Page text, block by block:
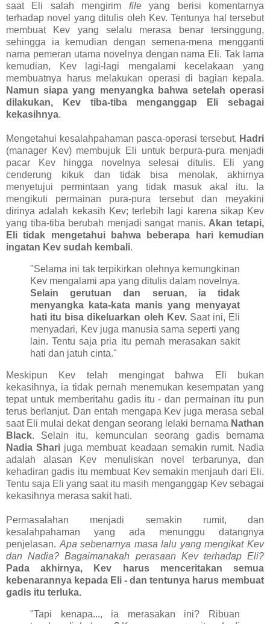
saat Eli salah mengirim fileyang berisi komentarnya
terhadap novel yang ditulis oleh Kev. Tentunya hal tersebut
membuat Kev yang selalu merasa benar tersinggung,
sehingga ia kemudian dengan semena-mena mengganti
nama pemeran utama novelnya dengan nama Eli. Tak lama
kemudian, Kev lagi-lagi mengalami kecelakaan yang
membuatnya harus melakukan operasi di bagian kepala.
Namun siapa yang menyangka bahwa setelah operasi
dilakukan, Kev tiba-tiba menganggap Eli sebagai
kekasihnya.
Mengetahui kesalahpahaman pasca-operasi tersebut, Hadri
(manager Kev) membujuk Eli untuk berpura-pura menjadi
pacar Kev hingga novelnya selesai ditulis. Eli yang
cenderung kikuk dan tidak bisa menolak, akhirnya
menyetujui permintaan yang tidak masuk akal itu. Ia
mengikuti permainan pura-pura tersebut dan meyakini
dirinya adalah kekasih Kev; terlebih lagi karena sikap Kev
yang tiba-tiba berubah menjadi sangat manis. Akan tetapi,
Eli tidak mengetahui bahwa beberapa hari kemudian
ingatan Kev sudah kembali.
"Selama ini tak terpikirkan olehnya kemungkinan
Kev mengalami apa yang ditulis dalam novelnya.
Selain gerutuan dan seruan, ia tidak
menyangka kata-kata manis yang menyayat
hati itu bisa dikeluarkan oleh Kev. Saat ini, Eli
menyadari, Kev juga manusia sama seperti yang
lain. Tentu saja pria itu pernah merasakan sakit
hati dan jatuh cinta."
Meskipun Kev telah mengingat bahwa Eli bukan
kekasihnya, ia tidak pernah menemukan kesempatan yang
tepat untuk memberitahu gadis itu - dan permainan itu pun
terus berlanjut. Dan entah mengapa Kev juga merasa sebal
saat Eli mulai dekat dengan seorang lelaki bernama Nathan
Black. Selain itu, kemunculan seorang gadis bernama
Nadia Shari juga membuat keadaan semakin rumit. Nadia
adalah alasan Kev menuliskan novel terbarunya, dan
kehadiran gadis itu membuat Kev semakin menjauh dari Eli.
Tentu saja Eli yang saat itu masih menganggap Kev sebagai
kekasihnya merasa sakit hati.
Permasalahan menjadi semakin rumit, dan
kesalahpahaman yang ada menunggu datangnya
penjelasan. Apa sebenarnya masa lalu yang mengikat Kev
dan Nadia? Bagaimanakah perasaan Kev terhadap Eli?
Pada akhirnya, Kev harus menceritakan semua
kebenarannya kepada Eli - dan tentunya harus membuat
gadis itu terluka.
"Tapi kenapa..., ia merasakan ini? Ribuan